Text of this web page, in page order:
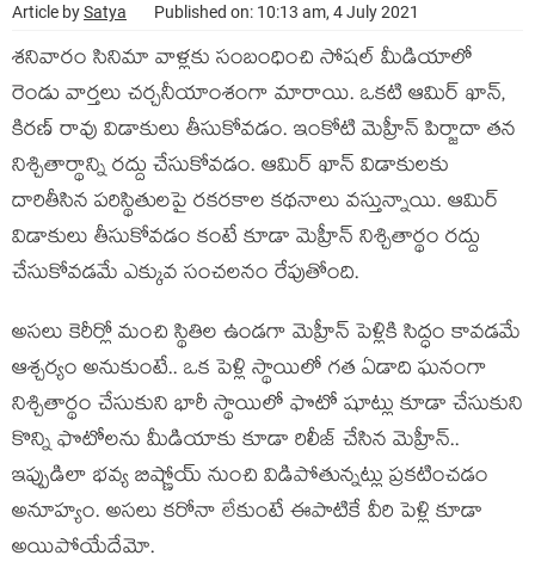
Article bySatya Published on: 10:13 am, 4 July 2021
శ‌నివారం సినిమా వాళ్ల‌కు సంబంధించి సోష‌ల్ మీడియాలో
రెండు వార్త‌లు చ‌ర్చ‌నీయాంశంగా మారాయి. ఒక‌టి ఆమిర్ ఖాన్,
కిర‌ణ్ రావు విడాకులు తీసుకోవ‌డం. ఇంకోటి మెహ్రీన్ పిర్జాదా త‌న‌
నిశ్చితార్థాన్ని ర‌ద్దు చేసుకోవ‌డం. ఆమిర్ ఖాన్ విడాకులకు
దారితీసిన ప‌రిస్థితుల‌పై ర‌క‌ర‌కాల క‌థ‌నాలు వ‌స్తున్నాయి. ఆమిర్
విడాకులు తీసుకోవ‌డం కంటే కూడా మెహ్రీన్ నిశ్చితార్థం ర‌ద్దు
చేసుకోవ‌డ‌మే ఎక్కువ సంచ‌ల‌నం రేపుతోంది.
అస‌లు కెరీర్లో మంచి స్థితిల ఉండ‌గా మెహ్రీన్ పెళ్లికి సిద్ధం కావ‌డ‌మే
ఆశ్చ‌ర్యం అనుకుంటే.. ఒక పెళ్లి స్థాయిలో గ‌త ఏడాది ఘ‌నంగా
నిశ్చితార్థం చేసుకుని భారీ స్థాయిలో ఫొటో షూట్లు కూడా చేసుకుని
కొన్ని ఫొటోల‌ను మీడియాకు కూడా రిలీజ్ చేసిన మెహ్రీన్..
ఇప్పుడిలా భ‌వ్య బిష్ణోయ్ నుంచి విడిపోతున్న‌ట్లు ప్ర‌క‌టించడం
అనూహ్యం. అస‌లు క‌రోనా లేకుంటే ఈపాటికే వీరి పెళ్లి కూడా
అయిపోయేదేమో.